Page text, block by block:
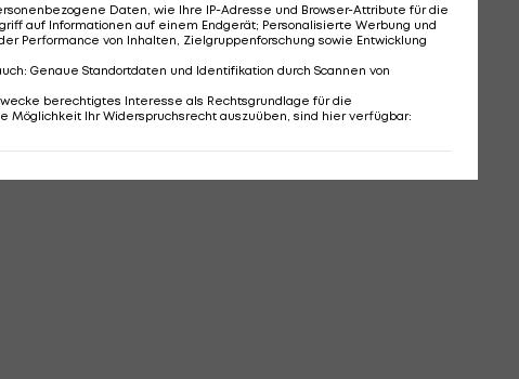
Daten, wie Ihre IP-Adresse und Browser-Attribute für die
auf Informationen auf einem Endgerät; Personalisierte Werbung und
Performance von Inhalten, Zielgruppenforschung sowie Entwicklung
: Genaue Standortdaten und Identifikation durch Scannen von
berechtigtes Interesse als Rechtsgrundlage für die
Möglichkeit Ihr Widerspruchsrecht auszuüben, sind hier verfügbar: